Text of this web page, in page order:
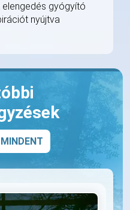
gyógyító
nyújtva